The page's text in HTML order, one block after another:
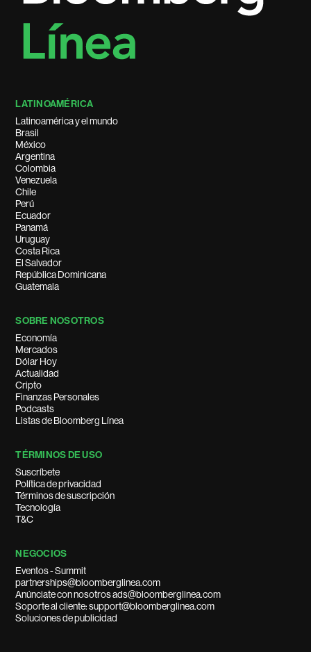
LATINOAMÉRICA
Latinoamérica y el mundo
Brasil
México
Argentina
Colombia
Venezuela
Chile
Perú
Ecuador
Panamá
Uruguay
Costa Rica
El Salvador
República Dominicana
Guatemala
SOBRE NOSOTROS
Economía
Mercados
Dólar Hoy
Actualidad
Cripto
Finanzas Personales
Podcasts
Listas de Bloomberg Línea
TÉRMINOS DE USO
Suscríbete
Política de privacidad
Términos de suscripción
Tecnología
T&C
NEGOCIOS
Eventos - Summit
partnerships@bloomberglinea.com
Anúnciate con nosotros ads@bloomberglinea.com
Soporte al cliente: support@bloomberglinea.com
Soluciones de publicidad